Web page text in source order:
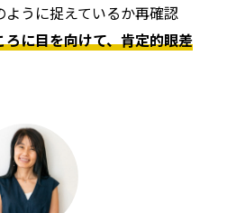
うに捉えているか再確認
に目を向けて、肯定的眼差